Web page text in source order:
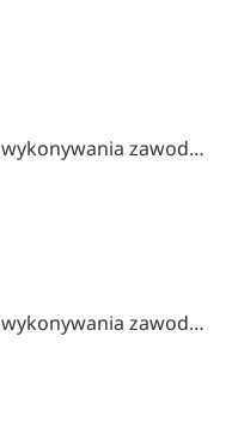
kształcenie przygotowujące do wykonywania zawodu nauczyciela
kształcenie przygotowujące do wykonywania zawodu nauczyciela